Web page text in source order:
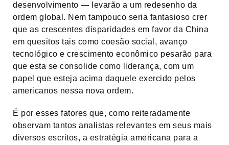
desenvolvimento — levarão a um redesenho da
ordem global. Nem tampouco seria fantasioso crer
que as crescentes disparidades em favor da China
em quesitos tais como coesão social, avanço
tecnológico e crescimento econômico pesarão para
que esta se consolide como liderança, com um
papel que esteja acima daquele exercido pelos
americanos nessa nova ordem.
É por esses fatores que, como reiteradamente
observam tantos analistas relevantes em seus mais
diversos escritos, a estratégia americana para a